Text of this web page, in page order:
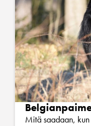
Mitä saadaan,